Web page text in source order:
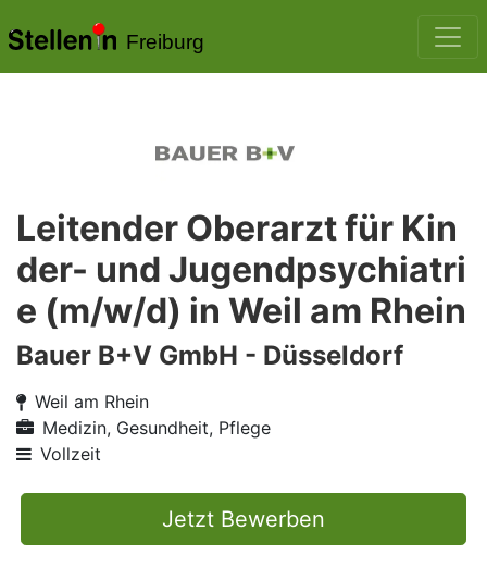
Freiburg
Leitender Oberarzt für Kin
der- und Jugendpsychiatri
e (m/w/d) in Weil am Rhein
Bauer B+V GmbH - Düsseldorf
Weil am Rhein
Medizin, Gesundheit, Pflege
Vollzeit
Jetzt Bewerben